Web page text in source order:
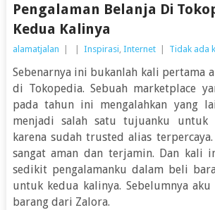
Pengalaman Belanja Di
Kedua Kalinya
alamatjalan Inspirasi, Internet Tidak ada
Sebenarnya ini bukanlah kali pertama
di Tokopedia. Sebuah marketplace
pada tahun ini mengalahkan yang
menjadi salah satu tujuanku untuk
karena sudah trusted alias
sangat aman dan terjamin. Dan kali
sedikit pengalamanku dalam beli
untuk kedua kalinya. Sebelumnya
barang dari Zalora.